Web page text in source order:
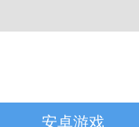
安卓游戏